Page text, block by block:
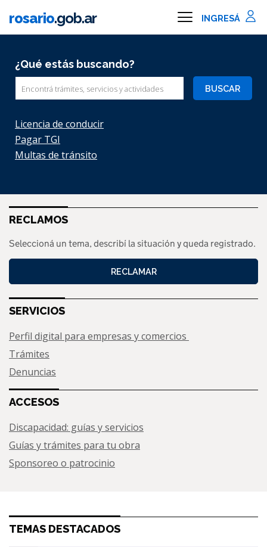
Ir al contenido principal
rosario.gob.ar
¿Qué estás buscando?
Licencia de conducir
Pagar TGI
Multas de tránsito
RECLAMOS
Seleccioná un tema, describí la situación y queda registrado.
RECLAMAR
SERVICIOS
Perfil digital para empresas y comercios
Trámites
Denuncias
ACCESOS
Discapacidad: guías y servicios
Guías y trámites para tu obra
Sponsoreo o patrocinio
TEMAS DESTACADOS